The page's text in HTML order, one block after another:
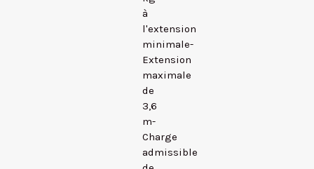
à
l'extension
minimale-
Extension
maximale
de
3,6
m-
Charge
admissible